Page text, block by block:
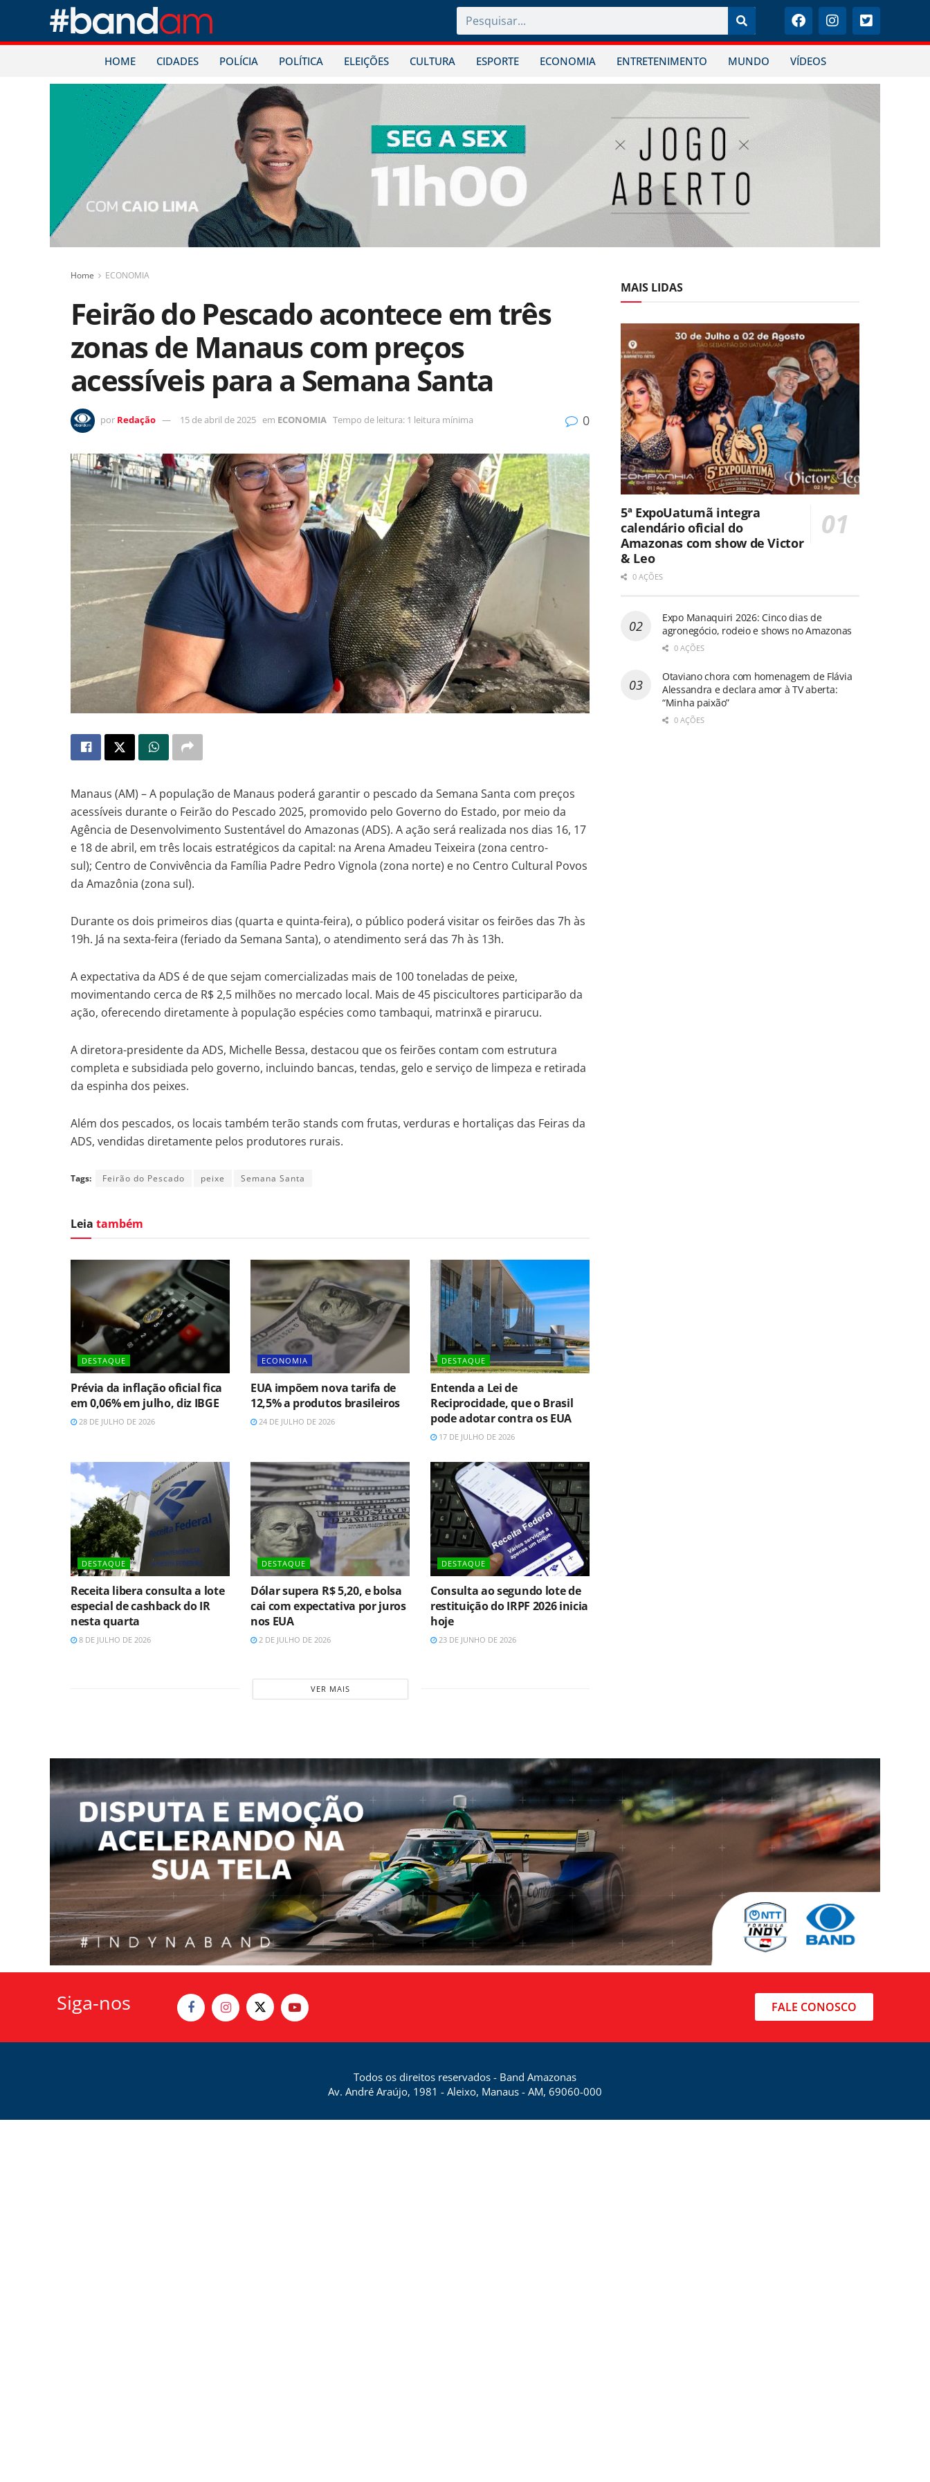
HOME CIDADES POLÍCIA POLÍTICA ELEIÇÕES CULTURA ESPORTE ECONOMIA ENTRETENIMENTO MUNDO VÍDEOS
Home ECONOMIA
Feirão do Pescado acontece em três
zonas de Manaus com preços
acessíveis para a Semana Santa
por Redação 15 de abril de 2025 em ECONOMIA Tempo de leitura: 1 leitura mínima 0
Manaus (AM) – A população de Manaus poderá garantir o pescado da Semana Santa com preços
acessíveis durante o Feirão do Pescado 2025, promovido pelo Governo do Estado, por meio da
Agência de Desenvolvimento Sustentável do Amazonas (ADS). A ação será realizada nos dias 16, 17
e 18 de abril, em três locais estratégicos da capital: na Arena Amadeu Teixeira (zona centro-
sul); Centro de Convivência da Família Padre Pedro Vignola (zona norte) e no Centro Cultural Povos
da Amazônia (zona sul).
Durante os dois primeiros dias (quarta e quinta-feira), o público poderá visitar os feirões das 7h às
19h. Já na sexta-feira (feriado da Semana Santa), o atendimento será das 7h às 13h.
A expectativa da ADS é de que sejam comercializadas mais de 100 toneladas de peixe,
movimentando cerca de R$ 2,5 milhões no mercado local. Mais de 45 piscicultores participarão da
ação, oferecendo diretamente à população espécies como tambaqui, matrinxã e pirarucu.
A diretora-presidente da ADS, Michelle Bessa, destacou que os feirões contam com estrutura
completa e subsidiada pelo governo, incluindo bancas, tendas, gelo e serviço de limpeza e retirada
da espinha dos peixes.
Além dos pescados, os locais também terão stands com frutas, verduras e hortaliças das Feiras da
ADS, vendidas diretamente pelos produtores rurais.
Tags: Feirão do Pescado peixe Semana Santa
Leia também
DESTAQUE
Prévia da inflação oficial fica
em 0,06% em julho, diz IBGE
28 DE JULHO DE 2026
ECONOMIA
EUA impõem nova tarifa de
12,5% a produtos brasileiros
24 DE JULHO DE 2026
DESTAQUE
Entenda a Lei de
Reciprocidade, que o Brasil
pode adotar contra os EUA
17 DE JULHO DE 2026
DESTAQUE
Receita libera consulta a lote
especial de cashback do IR
nesta quarta
8 DE JULHO DE 2026
DESTAQUE
Dólar supera R$ 5,20, e bolsa
cai com expectativa por juros
nos EUA
2 DE JULHO DE 2026
DESTAQUE
Consulta ao segundo lote de
restituição do IRPF 2026 inicia
hoje
23 DE JUNHO DE 2026
VER MAIS
MAIS LIDAS
5ª ExpoUatumã integra
calendário oficial do
Amazonas com show de Victor
& Leo
0 AÇÕES
Expo Manaquiri 2026: Cinco dias de
agronegócio, rodeio e shows no Amazonas
0 AÇÕES
Otaviano chora com homenagem de Flávia
Alessandra e declara amor à TV aberta:
“Minha paixão”
0 AÇÕES
Siga-nos FALE CONOSCO
Todos os direitos reservados - Band Amazonas
Av. André Araújo, 1981 - Aleixo, Manaus - AM, 69060-000